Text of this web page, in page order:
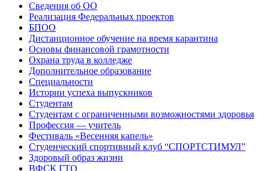
Сведения об ОО
Реализация Федеральных проектов
БПОО
Дистанционное обучение на время карантина
Основы финансовой грамотности
Охрана труда в колледже
Дополнительное образование
Специальности
Истории успеха выпускников
Студентам
Студентам с ограниченными возможностями здоровья
Профессия — учитель
Фестиваль «Весенняя капель»
Студенческий спортивный клуб “СПОРТСТИМУЛ”
Здоровый образ жизни
ВФСК ГТО